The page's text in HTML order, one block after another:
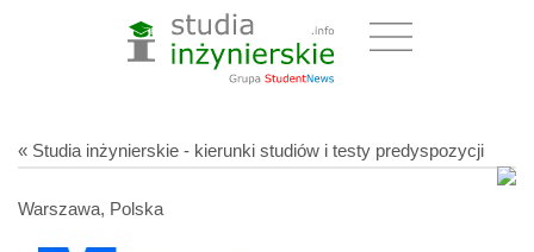
« Studia inżynierskie - kierunki studiów i testy predyspozycji
Warszawa, Polska